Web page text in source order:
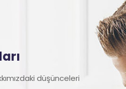
düşünceleri